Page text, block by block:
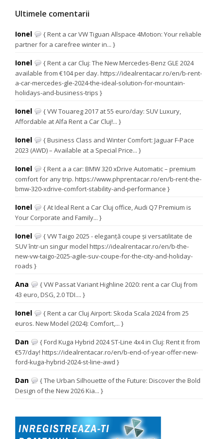
Ultimele comentarii
Ionel
{ Rent a car VW Tiguan Allspace 4Motion: Your reliable
partner for a carefree winter in... }
Ionel
{ Rent a car Cluj: The New Mercedes-Benz GLE 2024
available from €104 per day. https://idealrentacar.ro/en/b-rent-
a-car-mercedes-gle-2024-the-ideal-solution-for-mountain-
holidays-and-business-trips }
Ionel
{ VW Touareg 2017 at 55 euro/day: SUV Luxury,
Affordable at Alfa Rent a Car Cluj!... }
Ionel
{ Business Class and Winter Comfort: Jaguar F-Pace
2023 (AWD) – Available at a Special Price... }
Ionel
{ Rent a a car: BMW 320 xDrive Automatic – premium
comfort for any trip. https://www.phprentacar.ro/en/b-rent-the-
bmw-320-xdrive-comfort-stability-and-performance }
Ionel
{ At Ideal Rent a Car Cluj office, Audi Q7 Premium is
Your Corporate and Family... }
Ionel
{ VW Taigo 2025 - eleganță coupe și versatilitate de
SUV într-un singur model https://idealrentacar.ro/en/b-the-
new-vw-taigo-2025-agile-suv-coupe-for-the-city-and-holiday-
roads }
Ana
{ VW Passat Variant Highline 2020: rent a car Cluj from
43 euro, DSG, 2.0 TDI.... }
Ionel
{ Rent a car Cluj Airport: Skoda Scala 2024 from 25
euros. New Model (2024): Comfort,... }
Dan
{ Ford Kuga Hybrid 2024 ST-Line 4x4 in Cluj: Rent it from
€57/day! https://idealrentacar.ro/en/b-end-of-year-offer-new-
ford-kuga-hybrid-2024-st-line-awd }
Dan
{ The Urban Silhouette of the Future: Discover the Bold
Design of the New 2026 Kia... }